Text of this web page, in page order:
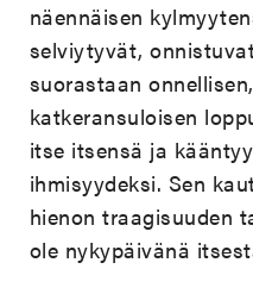
näennäisen
selviytyvät,
suorastaan
katkeransuloisen
itse itsensä ja
ihmisyydeksi. Sen
hienon traagisuuden
ole nykypäivänä